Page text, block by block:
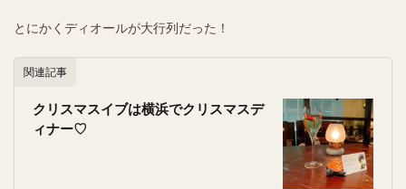
とにかくディオールが大行列だった！
関連記事
クリスマスイブは横浜でクリスマスデ
ィナー♡